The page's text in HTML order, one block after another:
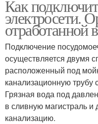
Как
электросети.
отработанной
Подключение
осуществляется двумя
расположенный под
канализационную
Грязная вода под
в сливную магистраль
канализацию.